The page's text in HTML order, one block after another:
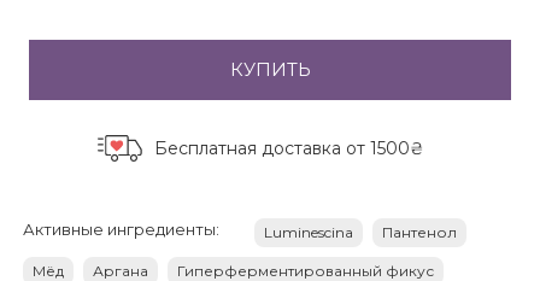
КУПИТЬ
Бесплатная доставка от 1500₴
Активные ингредиенты: Luminescina Пантенол
Мёд Аргана Гиперферментированный фикус